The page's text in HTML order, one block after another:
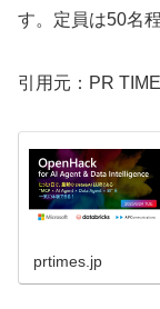
す。定員は50名
引用元：PR
prtimes.jp